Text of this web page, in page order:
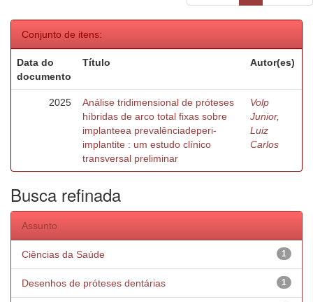
Conjunto de itens:
Data do
documento
Título Autor(es)
2025
Análise tridimensional de próteses
híbridas de arco total fixas sobre
implanteea prevalênciadeperi-
implantite : um estudo clínico
transversal preliminar
Volp
Junior,
Luiz
Carlos
Busca refinada
Assunto
1
Ciências da Saúde
1
Desenhos de próteses dentárias